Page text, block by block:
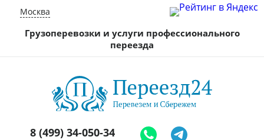
Москва
Грузоперевозки и услуги профессионального
переезда
8 (499) 34-050-34